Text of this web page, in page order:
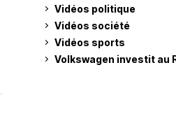
Vidéos politique
Vidéos société
Vidéos sports
Volkswagen investit au